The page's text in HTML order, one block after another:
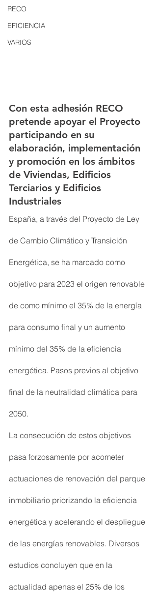
RECO
EFICIENCIA
VARIOS
Con esta adhesión RECO
pretende apoyar el Proyecto
participando en su
elaboración, implementación
y promoción en los ámbitos
de Viviendas, Edificios
Terciarios y Edificios
Industriales
España, a través del Proyecto de Ley
de Cambio Climático y Transición
Energética, se ha marcado como
objetivo para 2023 el origen renovable
de como mínimo el 35% de la energía
para consumo final y un aumento
mínimo del 35% de la eficiencia
energética. Pasos previos al objetivo
final de la neutralidad climática para
2050.
La consecución de estos objetivos
pasa forzosamente por acometer
actuaciones de renovación del parque
inmobiliario priorizando la eficiencia
energética y acelerando el despliegue
de las energías renovables. Diversos
estudios concluyen que en la
actualidad apenas el 25% de los